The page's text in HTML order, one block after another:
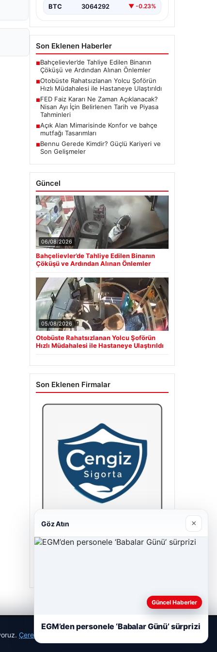
BTC 3064292 ▼ -0.23%
Son Eklenen Haberler
■Bahçelievler’de Tahliye Edilen Binanın
Çöküşü ve Ardından Alınan Önlemler
■Otobüste Rahatsızlanan Yolcu Şoförün
Hızlı Müdahalesi ile Hastaneye Ulaştırıldı
■FED Faiz Kararı Ne Zaman Açıklanacak?
Nisan Ayı İçin Belirlenen Tarih ve Piyasa
Tahminleri
■Açık Alan Mimarisinde Konfor ve bahçe
mutfağı Tasarımları
■Bennu Gerede Kimdir? Güçlü Kariyeri ve
Son Gelişmeler
Güncel
06/08/2026
Bahçelievler’de Tahliye Edilen Binanın
Çöküşü ve Ardından Alınan Önlemler
05/08/2026
Otobüste Rahatsızlanan Yolcu Şoförün
Hızlı Müdahalesi ile Hastaneye Ulaştırıldı
Son Eklenen Firmalar
Cengiz Sigorta
Çerez Politikamız
Göz Atın ×
Güncel Haberler
EGM’den personele ‘Babalar Günü’ sürprizi